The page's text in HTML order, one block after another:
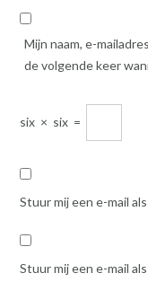
Mijn naam, e-
de volgende keer
six × six =
Stuur mij een e-mail
Stuur mij een e-mail